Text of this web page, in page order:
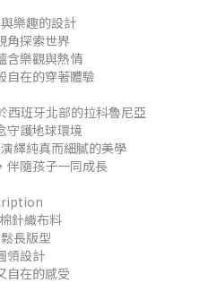
樂趣的設計
角探索世界
含樂觀與熱情
自在的穿著體驗
班牙北部的拉科魯尼亞
守護地球環境
繹純真而細膩的美學
伴隨孩子一同成長
針織布料
長版型
領設計
自在的感受